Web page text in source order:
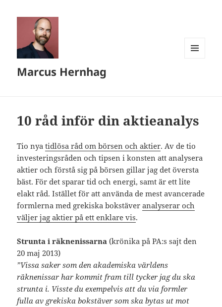
Marcus Hernhag
10 råd inför din aktieanalys
Tio nyatidlösa råd om börsen och aktier. Av de tio
investeringsråden och tipsen i konsten att analysera
aktier och förstå sig på börsen gillar jag det översta
bäst. För det sparar tid och energi, samt är ett lite
elakt råd. Istället för att använda de mest avancerade
formlerna med grekiska bokstäveranalyserar och
väljer jag aktier på ett enklare vis.
Strunta i räknenissarna (krönika på PA:s sajt den
20 maj 2013)
”Vissa saker som den akademiska världens
räknenissar har kommit fram till tycker jag du ska
strunta i. Visste du exempelvis att du via formler
fulla av grekiska bokstäver som ska bytas ut mot